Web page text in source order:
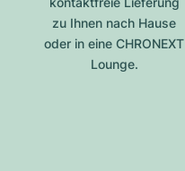
zu Ihnen nach Hause
oder in eine CHRONEXT
Lounge.